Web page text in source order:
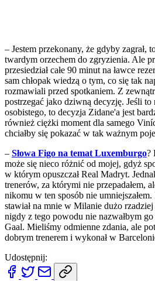
– Jestem przekonany, że gdyby zagrał,
twardym orzechem do zgryzienia. Ale
przesiedział całe 90 minut na ławce
sam chłopak wiedzą o tym, co się tak
rozmawiali przed spotkaniem. Z
postrzegać jako dziwną decyzję. Jeśli to
osobistego, to decyzja Zidane'a jest
również ciężki moment dla samego
chciałby się pokazać w tak ważnym
– Słowa Figo na temat Luxemburgo?
może się nieco różnić od mojej, gdyż
w którym opuszczał Real Madryt.
trenerów, za którymi nie przepadałem,
nikomu w ten sposób nie
stawiał na mnie w Milanie dużo rzadziej
nigdy z tego powodu nie nazwałbym
Gaal. Mieliśmy odmienne zdania, ale
dobrym trenerem i wykonał w
Udostępnij: